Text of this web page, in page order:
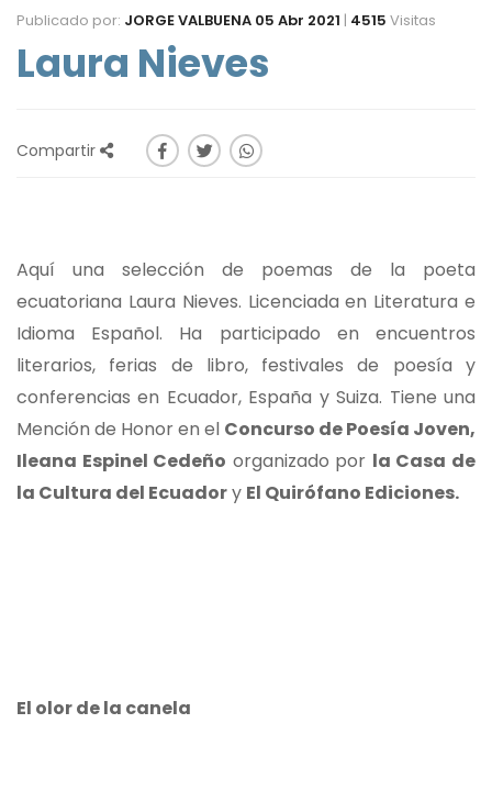
Publicado por: JORGE VALBUENA 05 Abr 2021 | 4515 Visitas
Laura Nieves
Compartir
Aquí una selección de poemas de la poeta
ecuatoriana Laura Nieves. Licenciada en Literatura e
Idioma Español. Ha participado en encuentros
literarios, ferias de libro, festivales de poesía y
conferencias en Ecuador, España y Suiza. Tiene una
Mención de Honor en el Concurso de Poesía Joven,
Ileana Espinel Cedeño organizado por la Casa de
la Cultura del Ecuadory El Quirófano Ediciones.
El olor de la canela